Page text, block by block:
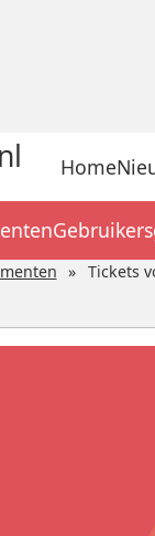
Home
Tickets